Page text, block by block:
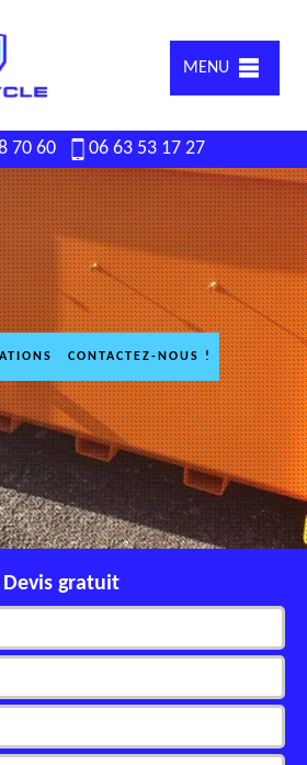
MENU
70 60 06 63 53 17 27
CONTACTEZ-NOUS !
Devis gratuit